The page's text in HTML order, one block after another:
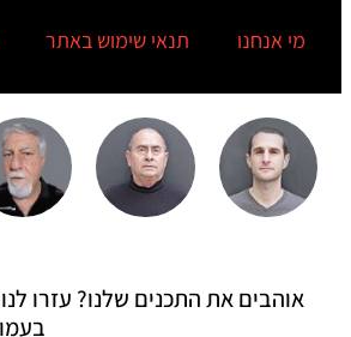
מי אנחנו תנאי שימוש באתר
אוהבים את התכנים שלנו? עזרו